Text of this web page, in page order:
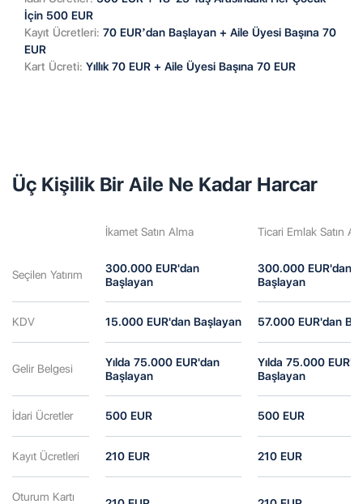
İçin 500 EUR
Kayıt Ücretleri: 70 EUR’dan Başlayan + Aile Üyesi Başına 70
EUR
Kart Ücreti: Yıllık 70 EUR + Aile Üyesi Başına 70 EUR
Üç Kişilik Bir Aile Ne Kadar Harcar
İkamet Satın Alma Ticari Emlak Satın
Seçilen Yatırım
300.000 EUR'dan
Başlayan
300.000 EUR'dan
Başlayan
KDV 15.000 EUR'dan Başlayan 57.000 EUR'dan
Gelir Belgesi
Yılda 75.000 EUR'dan
Başlayan
Yılda 75.000
Başlayan
İdari Ücretler 500 EUR 500 EUR
Kayıt Ücretleri 210 EUR 210 EUR
Oturum Kartı